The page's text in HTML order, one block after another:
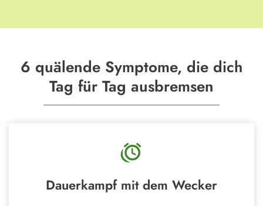
6 quälende Symptome, die dich
Tag für Tag ausbremsen
Dauerkampf mit dem Wecker